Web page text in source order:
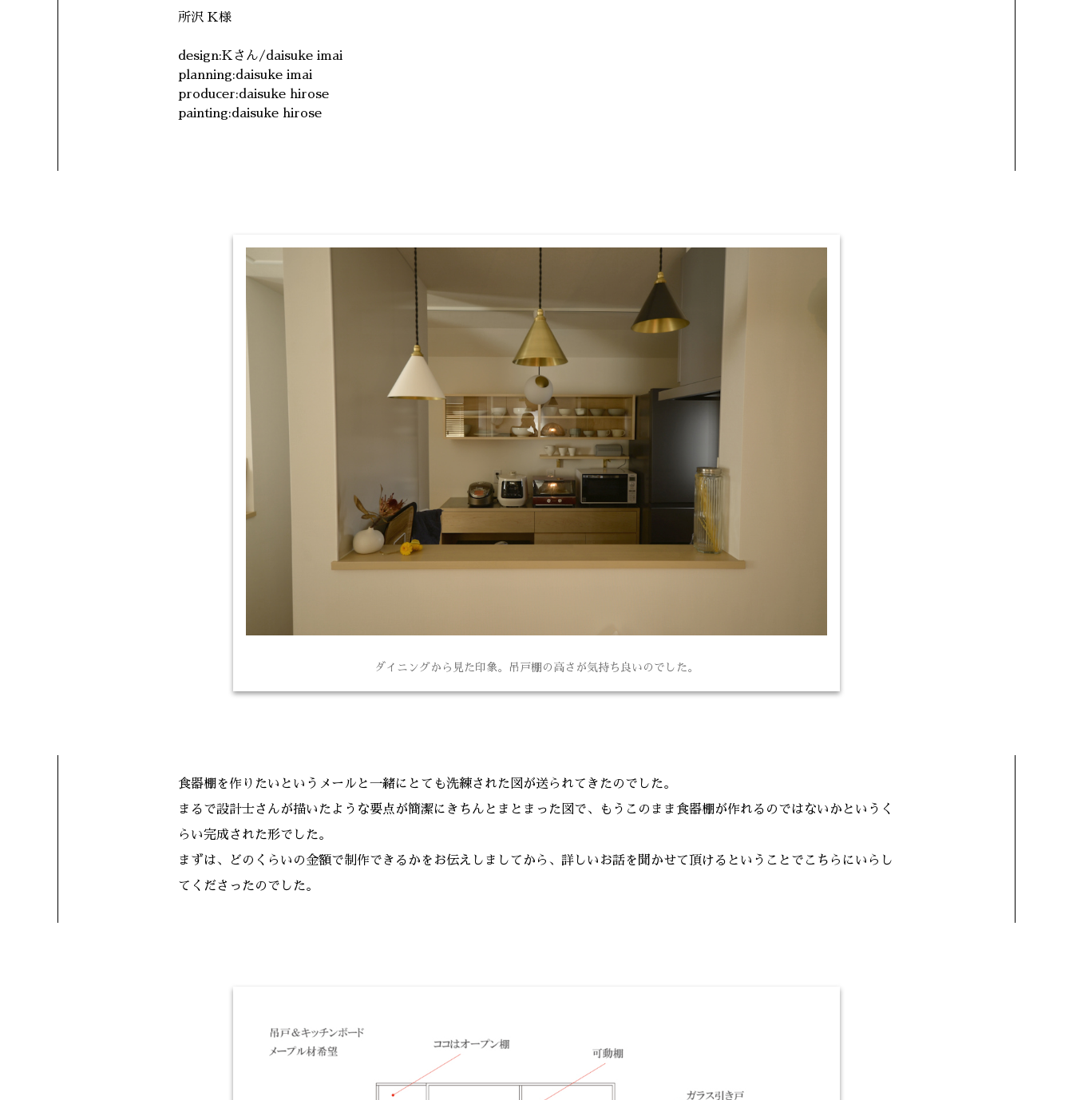
所沢 K様
design:Kさん/daisuke imai
planning:daisuke imai
producer:daisuke hirose
painting:daisuke hirose
ダイニングから見た印象。吊戸棚の高さが気持ち良いのでした。
食器棚を作りたいというメールと一緒にとても洗練された図が送られてきたのでした。
まるで設計士さんが描いたような要点が簡潔にきちんとまとまった図で、もうこのまま食器棚が作れるのではないかというく
らい完成された形でした。
まずは、どのくらいの金額で制作できるかをお伝えしましてから、詳しいお話を聞かせて頂けるということでこちらにいらし
てくださったのでした。